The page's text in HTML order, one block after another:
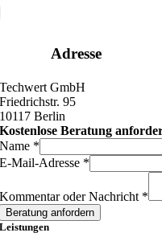
Adresse
Techwert GmbH
Friedrichstr. 95
10117 Berlin
Kostenlose Beratung
Name *
E-Mail-Adresse *
Kommentar
oder
Kommentar oder Nachricht *
Beratung anfordern
Leistungen